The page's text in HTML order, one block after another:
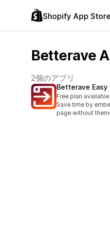
Shopify App Store
Betterave
2個のアプリ
Betterave Easy
Free plan available
Save time by
page without